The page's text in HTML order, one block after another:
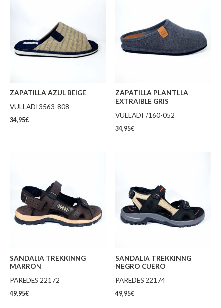
ZAPATILLA AZUL BEIGE
VULLADI 3563-808
34,95€
ZAPATILLA PLANTLLA
EXTRAIBLE GRIS
VULLADI 7160-052
34,95€
SANDALIA TREKKINNG
MARRON
PAREDES 22172
49,95€
SANDALIA TREKKINNG
NEGRO CUERO
PAREDES 22174
49,95€